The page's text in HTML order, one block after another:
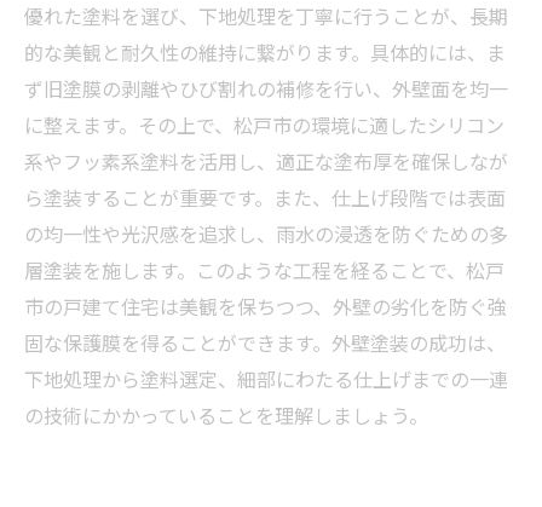
優れた塗料を選び、下地処理を丁寧に行うことが、長期
的な美観と耐久性の維持に繋がります。具体的には、ま
ず旧塗膜の剥離やひび割れの補修を行い、外壁面を均一
に整えます。その上で、松戸市の環境に適したシリコン
系やフッ素系塗料を活用し、適正な塗布厚を確保しなが
ら塗装することが重要です。また、仕上げ段階では表面
の均一性や光沢感を追求し、雨水の浸透を防ぐための多
層塗装を施します。このような工程を経ることで、松戸
市の戸建て住宅は美観を保ちつつ、外壁の劣化を防ぐ強
固な保護膜を得ることができます。外壁塗装の成功は、
下地処理から塗料選定、細部にわたる仕上げまでの一連
の技術にかかっていることを理解しましょう。